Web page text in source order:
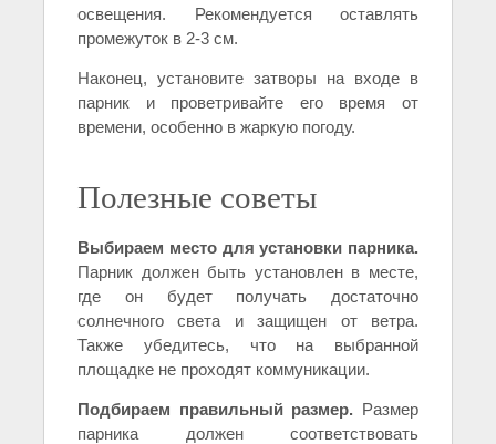
освещения. Рекомендуется оставлять
промежуток в 2-3 см.
Наконец, установите затворы на входе в
парник и проветривайте его время от
времени, особенно в жаркую погоду.
Полезные советы
Выбираем место для установки парника.
Парник должен быть установлен в месте,
где он будет получать достаточно
солнечного света и защищен от ветра.
Также убедитесь, что на выбранной
площадке не проходят коммуникации.
Подбираем правильный размер. Размер
парника должен соответствовать